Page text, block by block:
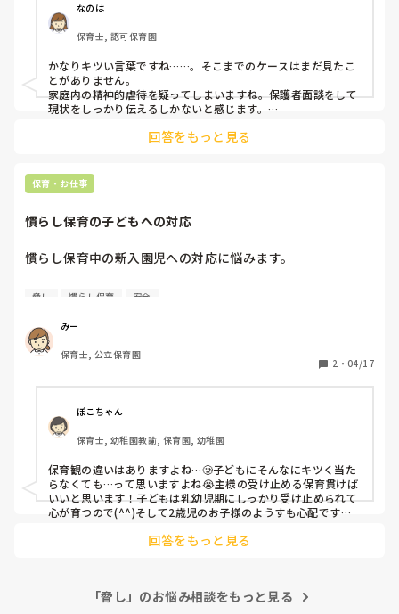
これで不適切保育をするなと、国は言います。
しないように、努めています。
でも、保育士の人権は？こんな事を言われ続けて、子ども達
を愛せる？と思ってしまいます。
みなさんなら、こういう子ども達にどういう声掛けをします
怒らずに居られる人が正解ですか？
なのは
保育士, 認可保育園
かなりキツい言葉ですね……。そこまでのケースはまだ見たこ
とがありません。
家庭内の精神的虐待を疑ってしまいますね。保護者面談をして
現状をしっかり伝えるしかないと感じます。
そうした発言を受けたら、ちくちく言葉であることや、言われ
は間違っていると思います。現場にも限界はあります。
どこでその言葉を聞いたか、なぜ知ったのか、誰から教わった
面談をしたいと思います。
回答をもっと見る
保育・お仕事
慣らし保育の子どもへの対応
慣らし保育中の新入園児への対応に悩みます。
2歳児クラスの新入園児、男の子がいます。
「いや」「やんない」とはっきり保育士の声掛けを拒否しま
す。慣らし保育3日目で、給食を食べることができ、その後
も最初は食べたくないと言っても、なんやかんや食べる子で
何をするにしても納得しないと嫌がるので、納得させるまで
に時間がかかります。
ここ数日、他の新入園児が11時に帰っていることもあり、保
育園にいる間ほとんど泣くようになりました。
泣けばお迎えが来ると思っているので、あえてお迎えは呼ば
ず、15時まで泣いている状態で預かっています。そこで、ペ
アの主任の先生と再任用の先生は、「泣いてたってママはこ
ない」「泣いててもどうせ食べるんだから最初からたべ
な！」など、突き放す言い方をします。その子もひよこには
私は受け止める保育をしたいので、「ママがいいね」「(男
脅し 慣らし保育 安全
みー
保育士, 公立保育園
2 ・ 04/17
ぽこちゃん
保育士, 幼稚園教諭, 保育園, 幼稚園
保育観の違いはありますよね…🥲子どもにそんなにキツく当た
らなくても…って思いますよね😭主様の受け止める保育貫けば
いいと思います！子どもは乳幼児期にしっかり受け止められて
心が育つので(^^)そして2歳児のお子様のようすも心配ですよ
と思います！もしかしたらお母さんとの愛着時間がもっと欲し
りましたよ！
回答をもっと見る
「脅し」のお悩み相談をもっと見る